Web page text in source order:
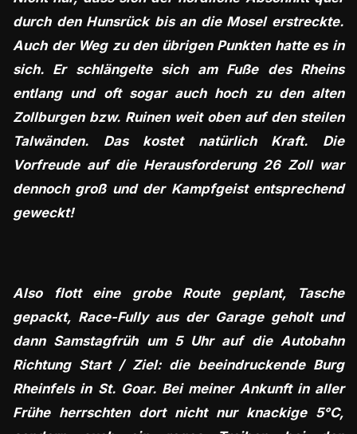
durch den Hunsrück bis an die Mosel erstreckte.
Auch der Weg zu den übrigen Punkten hatte es in
sich. Er schlängelte sich am Fuße des Rheins
entlang und oft sogar auch hoch zu den alten
Zollburgen bzw. Ruinen weit oben auf den steilen
Talwänden. Das kostet natürlich Kraft. Die
Vorfreude auf die Herausforderung 26 Zoll war
dennoch groß und der Kampfgeist entsprechend
geweckt!
Also flott eine grobe Route geplant, Tasche
gepackt, Race-Fully aus der Garage geholt und
dann Samstagfrüh um 5 Uhr auf die Autobahn
Richtung Start / Ziel: die beeindruckende Burg
Rheinfels in St. Goar. Bei meiner Ankunft in aller
Frühe herrschten dort nicht nur knackige 5°C,